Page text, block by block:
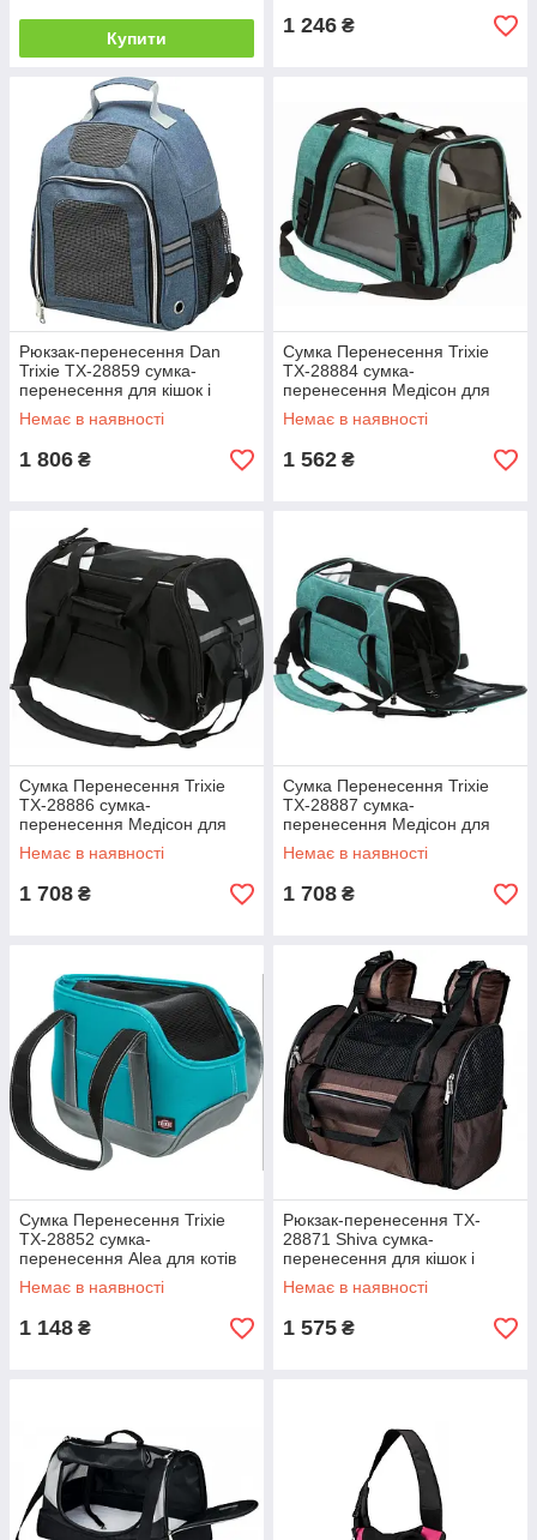
Купити
1 246 ₴
Рюкзак-перенесення Dan
Trixie TX-28859 сумка-
перенесення для кішок і
собак 36х44х26см, до: 6 кг
Немає в наявності
1 806 ₴
Сумка Перенесення Trixie
TX-28884 сумка-
перенесення Медісон для
котів та собак до 5 кг
Немає в наявності
1 562 ₴
Сумка Перенесення Trixie
TX-28886 сумка-
перенесення Медісон для
котів та собак до 8 кг
Немає в наявності
1 708 ₴
Сумка Перенесення Trixie
TX-28887 сумка-
перенесення Медісон для
кішок і собак до 8 кг
Немає в наявності
1 708 ₴
Сумка Перенесення Trixie
TX-28852 сумка-
перенесення Alea для котів
та собак до 7 кг
Немає в наявності
1 148 ₴
Рюкзак-перенесення TX-
28871 Shiva сумка-
перенесення для кішок і
собак 41 х 30 х 21 см, до: 8 кг
Немає в наявності
1 575 ₴